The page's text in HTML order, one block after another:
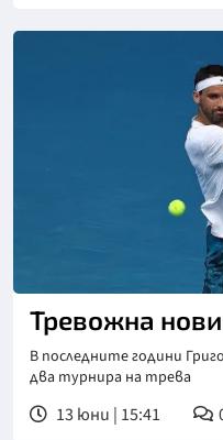
Тревожна
В последните години
два турнира на трева
13 юни | 15:41